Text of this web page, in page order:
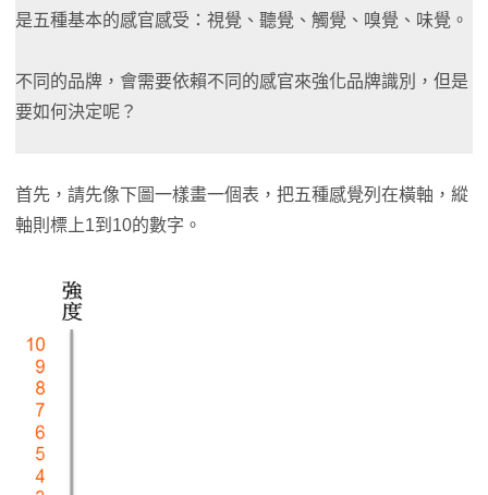
是五種基本的感官感受：視覺、聽覺、觸覺、嗅覺、味覺。
不同的品牌，會需要依賴不同的感官來強化品牌識別，但是
要如何決定呢？
首先，請先像下圖一樣畫一個表，把五種感覺列在橫軸，縱
軸則標上1到10的數字。